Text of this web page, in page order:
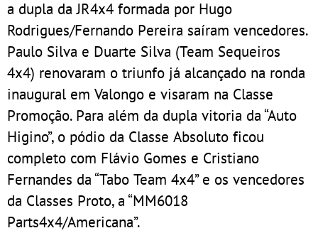
a dupla da JR4x4 formada por Hugo
Rodrigues/Fernando Pereira saíram vencedores.
Paulo Silva e Duarte Silva (Team Sequeiros
4x4) renovaram o triunfo já alcançado na ronda
inaugural em Valongo e visaram na Classe
Promoção. Para além da dupla vitoria da “Auto
Higino”, o pódio da Classe Absoluto ficou
completo com Flávio Gomes e Cristiano
Fernandes da “Tabo Team 4x4” e os vencedores
da Classes Proto, a “MM6018
Parts4x4/Americana”.